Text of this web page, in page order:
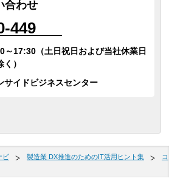
合わせ
449
～17:30（土日祝日および当社休業日
く）
サイドビジネスセンター
ビ 製造業 DX推進のためのIT活用ヒント集
コ